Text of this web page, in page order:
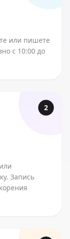
или пишете
с 10:00 до
2
Запись